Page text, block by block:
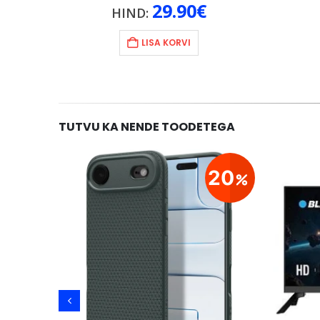
HIND: 29.90€
LISA KORVI
TUTVU KA NENDE TOODETEGA
20